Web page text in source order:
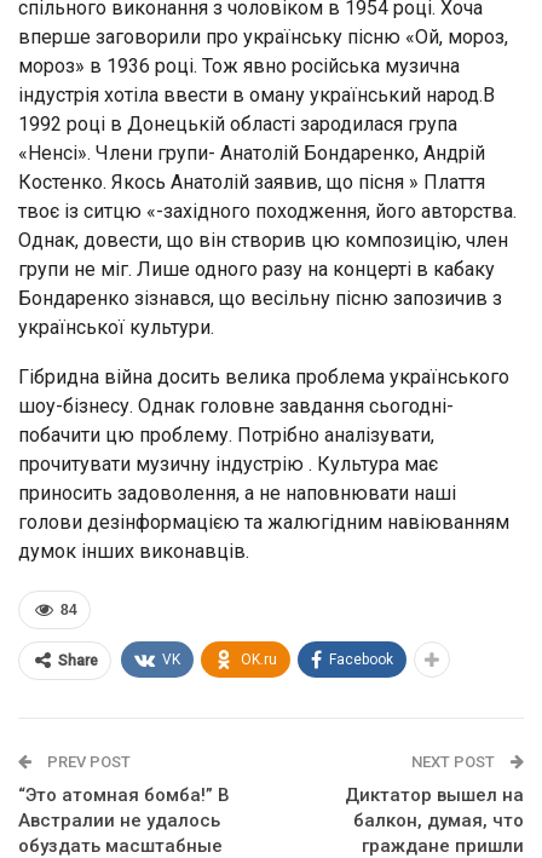
спільного виконання з чоловіком в 1954 році. Хоча
вперше заговорили про українську пісню «Ой, мороз,
мороз» в 1936 році. Тож явно російська музична
індустрія хотіла ввести в оману український народ.В
1992 році в Донецькій області зародилася група
«Ненсі». Члени групи- Анатолій Бондаренко, Андрій
Костенко. Якось Анатолій заявив, що пісня » Плаття
твоє із ситцю «-західного походження, його авторства.
Однак, довести, що він створив цю композицію, член
групи не міг. Лише одного разу на концерті в кабаку
Бондаренко зізнався, що весільну пісню запозичив з
української культури.
Гібридна війна досить велика проблема українського
шоу-бізнесу. Однак головне завдання сьогодні-
побачити цю проблему. Потрібно аналізувати,
прочитувати музичну індустрію . Культура має
приносить задоволення, а не наповнювати наші
голови дезінформацією та жалюгідним навіюванням
думок інших виконавців.
84
Share VK OK.ru Facebook
PREV POST
“Это атомная бомба!” В
Австралии не удалось
обуздать масштабные
NEXT POST
Диктатор вышел на
балкон, думая, что
граждане пришли